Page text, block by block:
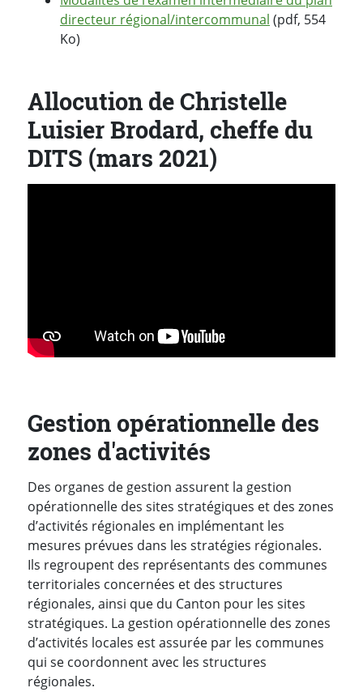
directeur régional/intercommunal (pdf, 554
Ko)
Allocution de Christelle
Luisier Brodard, cheffe du
DITS (mars 2021)
Gestion opérationnelle des
zones d'activités
Des organes de gestion assurent la gestion
opérationnelle des sites stratégiques et des zones
d’activités régionales en implémentant les
mesures prévues dans les stratégies régionales.
Ils regroupent des représentants des communes
territoriales concernées et des structures
régionales, ainsi que du Canton pour les sites
stratégiques. La gestion opérationnelle des zones
d’activités locales est assurée par les communes
qui se coordonnent avec les structures
régionales.